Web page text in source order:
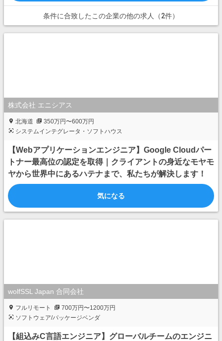
条件に合致したこの企業の他の求人（2件）
株式会社 エニシアス
北海道
350万円〜600万円
システムインテグレータ・ソフトハウス
【Webアプリケーションエンジニア】Google Cloudパー
トナー最高位の認定を取得｜クライアントの身近なモヤモ
ヤから世界中にあるハテナまで、私たちが解決します！
気になる
wolfSSL Japan 合同会社
フルリモート
700万円〜1200万円
ソフトウェア/パッケージベンダ
【組込みC言語エンジニア】グローバルチームのエンジニ